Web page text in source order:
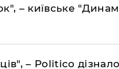
– київське
– Politico